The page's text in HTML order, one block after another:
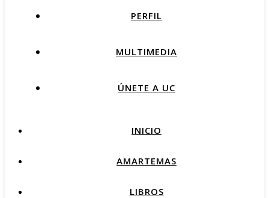
PERFIL
MULTIMEDIA
ÚNETE A UC
INICIO
AMARTEMAS
LIBROS